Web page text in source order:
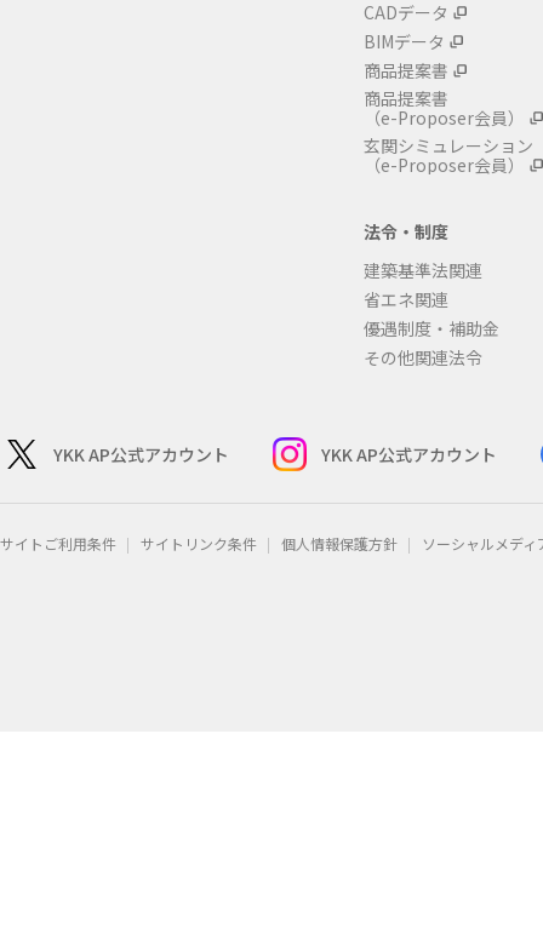
CADデータ
BIMデータ
商品提案書
商品提案書
（e-Proposer会員）
玄関シミュレーション
（e-Proposer会員）
法令・制度
建築基準法関連
省エネ関連
優遇制度・補助金
その他関連法令
YKK AP公式アカウント YKK AP公式アカウント
サイトご利用条件 サイトリンク条件 個人情報保護方針 ソーシャルメデ